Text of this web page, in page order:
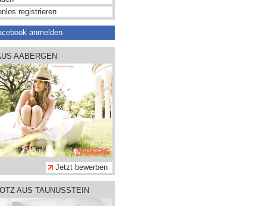
registrieren
anmelden
AABERGEN
Jetzt bewerben
AUS TAUNUSSTEIN